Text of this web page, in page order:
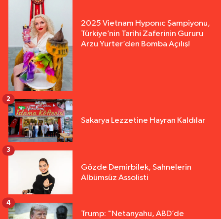
2025 Vietnam Hyponıc Şampiyonu,
Türkiye’nin Tarihi Zaferinin Gururu
Arzu Yurter’den Bomba Açılış!
Sakarya Lezzetine Hayran Kaldılar
2
Gözde Demirbilek, Sahnelerin
Albümsüz Assolisti
3
Trump: "Netanyahu, ABD’de
4